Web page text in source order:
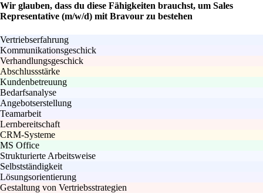
Wir glauben, dass du diese Fähigkeiten brauchst, um Sales
Representative (m/w/d) mit Bravour zu bestehen
Vertriebserfahrung
Kommunikationsgeschick
Verhandlungsgeschick
Abschlussstärke
Kundenbetreuung
Bedarfsanalyse
Angebotserstellung
Teamarbeit
Lernbereitschaft
CRM-Systeme
MS Office
Strukturierte Arbeitsweise
Selbstständigkeit
Lösungsorientierung
Gestaltung von Vertriebsstrategien